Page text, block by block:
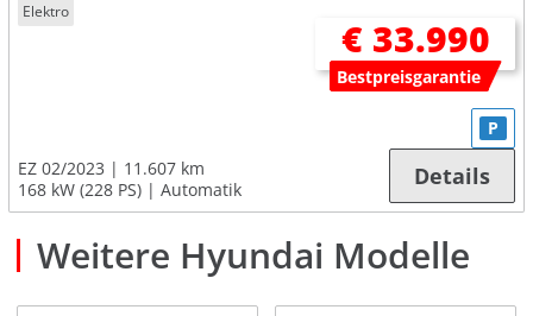
Elektro
€ 33.990
Bestpreisgarantie
EZ 02/2023
11.607 km
168 kW (228 PS)
Automatik
P
Details
Weitere Hyundai Modelle